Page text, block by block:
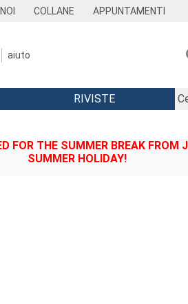
COLLANE APPUNTAMENTI
aiuto
RIVISTE
FOR THE SUMMER BREAK
SUMMER HOLIDAY!